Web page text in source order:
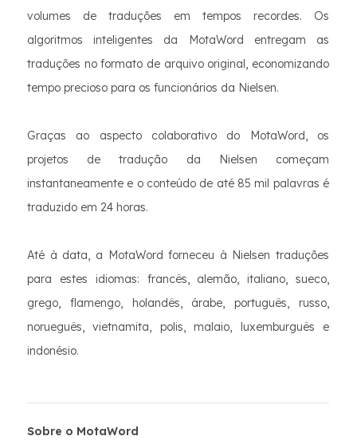
volumes de traduções em tempos recordes. Os
algoritmos inteligentes da MotaWord entregam as
traduções no formato de arquivo original, economizando
tempo precioso para os funcionários da Nielsen.
Graças ao aspecto colaborativo do MotaWord, os
projetos de tradução da Nielsen começam
instantaneamente e o conteúdo de até 85 mil palavras é
traduzido em 24 horas.
Até à data, a MotaWord forneceu à Nielsen traduções
para estes idiomas: francês, alemão, italiano, sueco,
grego, flamengo, holandês, árabe, português, russo,
norueguês, vietnamita, polis, malaio, luxemburguês e
indonésio.
Sobre o MotaWord